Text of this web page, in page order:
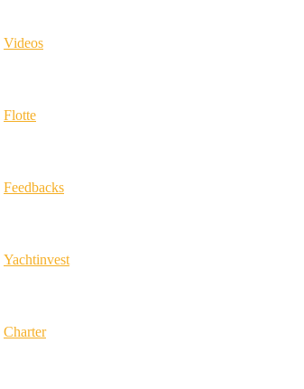
Videos
Flotte
Feedbacks
Yachtinvest
Charter